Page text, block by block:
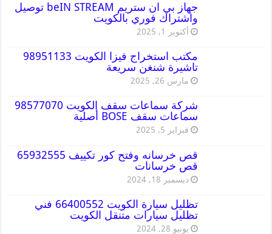
جهاز بي ان ستريم beIN STREAM توصيل
واشتراك فوري بالكويت
أكتوبر 1, 2025
مكتب استخراج فيزا الكويت 98951133
تاشيرة شنغن سريعة
مارس 26, 2025
شركة سماعات سقف الكويت 98577070
سماعات سقف BOSE أصلية
فبراير 5, 2025
قص خرسانه وفتح كور تكييف 65932555
قص خرسانات
ديسمبر 18, 2024
تظليل سيارة الكويت 66400552 فني
تظليل سيارات متنقل الكويت
يونيو 28, 2024